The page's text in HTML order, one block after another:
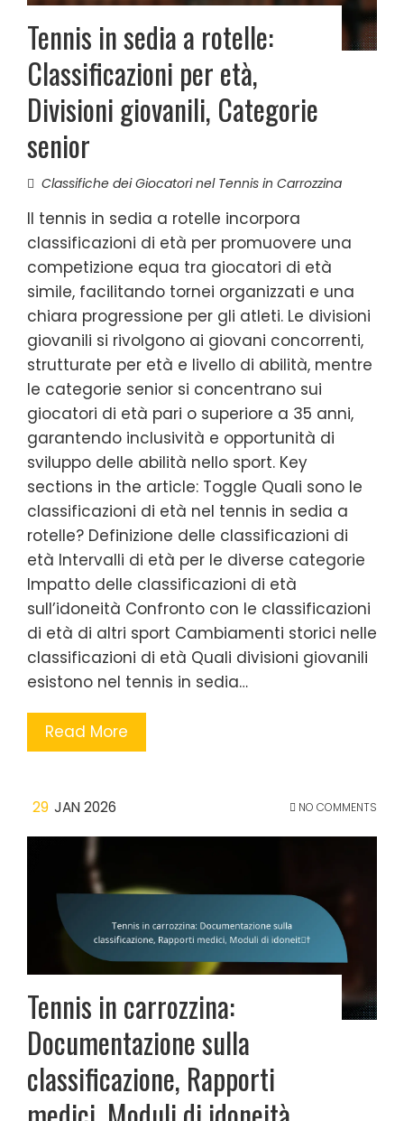
Tennis in sedia a rotelle:
Classificazioni per età,
Divisioni giovanili, Categorie
senior
Classifiche dei Giocatori nel Tennis in Carrozzina
Il tennis in sedia a rotelle incorpora
classificazioni di età per promuovere una
competizione equa tra giocatori di età
simile, facilitando tornei organizzati e una
chiara progressione per gli atleti. Le divisioni
giovanili si rivolgono ai giovani concorrenti,
strutturate per età e livello di abilità, mentre
le categorie senior si concentrano sui
giocatori di età pari o superiore a 35 anni,
garantendo inclusività e opportunità di
sviluppo delle abilità nello sport. Key
sections in the article: Toggle Quali sono le
classificazioni di età nel tennis in sedia a
rotelle? Definizione delle classificazioni di
età Intervalli di età per le diverse categorie
Impatto delle classificazioni di età
sull’idoneità Confronto con le classificazioni
di età di altri sport Cambiamenti storici nelle
classificazioni di età Quali divisioni giovanili
esistono nel tennis in sedia…
Read More
29 JAN 2026 NO COMMENTS
Tennis in carrozzina:
Documentazione sulla
classificazione, Rapporti